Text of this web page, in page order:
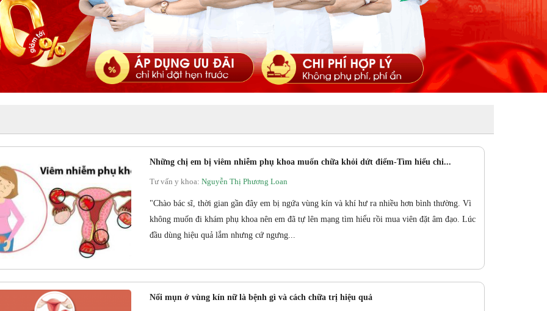
Những chị em bị viêm nhiễm phụ khoa muốn chữa khỏi dứt điểm-Tìm hiểu chi...
Tư vấn y khoa: Nguyễn Thị Phương Loan
"Chào bác sĩ, thời gian gần đây em bị ngứa vùng kín và khí hư ra nhiều hơn bình thường. Vì
không muốn đi khám phụ khoa nên em đã tự lên mạng tìm hiểu rồi mua viên đặt âm đạo. Lúc
đầu dùng hiệu quả lắm nhưng cứ ngưng...
Nổi mụn ở vùng kín nữ là bệnh gì và cách chữa trị hiệu quả